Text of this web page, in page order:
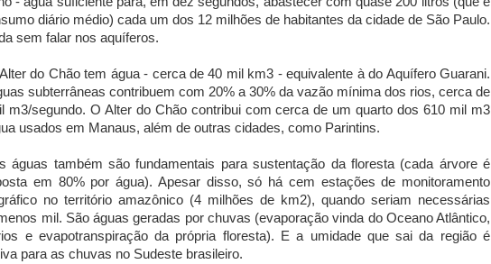
diário médio) cada um dos 12 milhões de habitantes da cidade de São Paulo.
sem falar nos aquíferos.
do Chão tem água - cerca de 40 mil km3 - equivalente à do Aquífero Guarani.
subterrâneas contribuem com 20% a 30% da vazão mínima dos rios, cerca de
m3/segundo. O Alter do Chão contribui com cerca de um quarto dos 610 mil m3
usados em Manaus, além de outras cidades, como Parintins.
águas também são fundamentais para sustentação da floresta (cada árvore é
em 80% por água). Apesar disso, só há cem estações de monitoramento
no território amazônico (4 milhões de km2), quando seriam necessárias
mil. São águas geradas por chuvas (evaporação vinda do Oceano Atlântico,
e evapotranspiração da própria floresta). E a umidade que sai da região é
para as chuvas no Sudeste brasileiro.